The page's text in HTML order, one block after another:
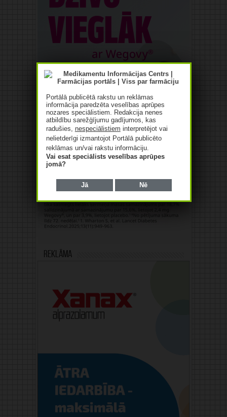
Reklāma
Portālā publicētā rakstu un reklāmas
informācija paredzēta veselības aprūpes
nozares speciālistiem. Redakcija nenes
atbildību sarežģījumu gadījumos, kas
radušies, nespeciālistiem interpretējot vai
nelietderīgi izmantojot Portālā publicēto
reklāmas un/vai rakstu informāciju.
Vai esat speciālists veselības aprūpes
jomā?
Jā Nē